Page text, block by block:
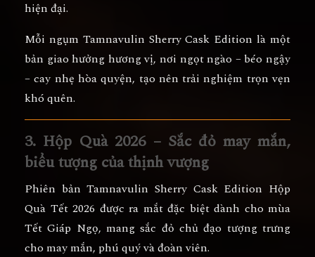
hiện đại.
Mỗi ngụm Tamnavulin Sherry Cask Edition là một
bản giao hưởng hương vị, nơi ngọt ngào – béo ngậy
– cay nhẹ hòa quyện, tạo nên trải nghiệm trọn vẹn
khó quên.
3. Hộp Quà 2026 – Sắc đỏ may mắn,
biểu tượng của thịnh vượng
Phiên bảnTamnavulin Sherry Cask Edition Hộp
Quà Tết 2026 được ra mắt đặc biệt dành cho mùa
Tết Giáp Ngọ, mang sắc đỏ chủ đạo tượng trưng
cho may mắn, phú quý và đoàn viên.